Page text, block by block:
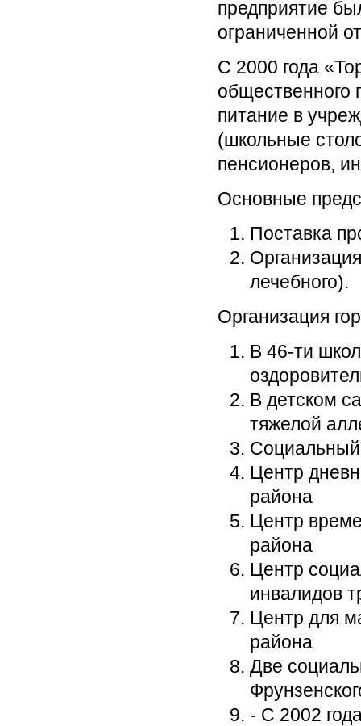
предприятие
ограниченной
С 2000 года
общественного
питание в
(школьные
пенсионеров,
Основные
Поставка
лечебного).
Организация
В 46-ти
В детском
тяжелой
Социальный
Центр
района
Центр
района
Центр
инвалидов
Центр для
района
Две
- С 2002